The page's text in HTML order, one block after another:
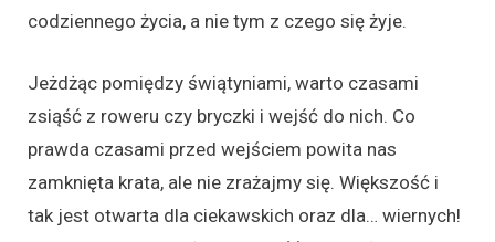
codziennego życia, a nie tym z czego się żyje.
Jeżdżąc pomiędzy świątyniami, warto czasami
zsiąść z roweru czy bryczki i wejść do nich. Co
prawda czasami przed wejściem powita nas
zamknięta krata, ale nie zrażajmy się. Większość i
tak jest otwarta dla ciekawskich oraz dla… wiernych!